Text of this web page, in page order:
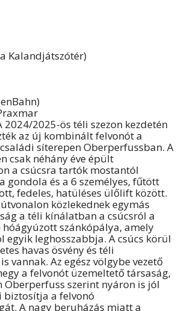
Kalandjátszótér)
2024/2025-ös téli szezon kezdetén
az új kombinált felvonót a
síterepen Oberperfussban. A
csak néhány éve épült
a csúcsra tartók mostantól
gondola és a 6 személyes, fűtött
fedeles, hatüléses ülőlift között.
közlekednek egymás
a téli kínálatban a csúcsról a
hóágyúzott szánkópálya, amely
egyik leghosszabbja. A csúcs körül
havas ösvény és téli
vannak. Az egész völgybe vezető
a felvonót üzemeltető társaság,
Oberperfuss szerint nyáron is jól
a felvonó
A nagy beruházás miatt a